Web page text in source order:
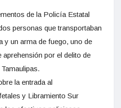
de la Policía Estatal
personas que transportaban
y un arma de fuego, uno de
por el delito de
la entrada al
y Libramiento Sur